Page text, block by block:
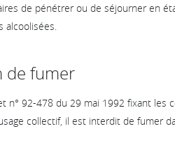
de pénétrer ou de séjourner en
de fumer
n° 92-478 du 29 mai 1992 fixant
collectif, il est interdit de fumer